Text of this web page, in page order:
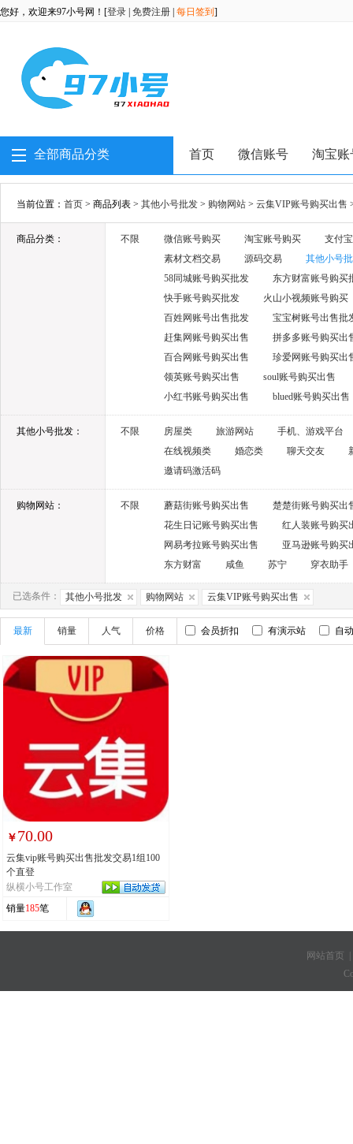
您好，欢迎来97小号网！[登录 免费注册 每日签到 ]
全部商品分类 首页 微信账号 淘宝账
当前位置： 首页 > 商品列表 > 其他小号批发 > 购物网站 > 云集VIP账号购买出售
商品分类： 不限 微信账号购买 淘宝账号购买
支付
素材文档交易
源码交易
其他小号
58同城账号购买批发
东方财富账号购买
快手账号购买批发
火山小视频账号购买
百姓网账号出售批发
宝宝树账号出售批
赶集网账号购买出售
拼多多账号购买出
百合网账号购买出售
珍爱网账号购买出
领英账号购买出售
soul账号购买出售
小红书账号购买出售
blued账号购买出售
其他小号批发： 不限 房屋类 旅游网站
手机、游戏平台
在线视频类
婚恋类 聊天交友
邀请码激活码
购物网站： 不限 蘑菇街账号购买出售
楚楚街账号购买出
花生日记账号购买出售
红人装账号购买
网易考拉账号购买出售
亚马逊账号购买
东方财富
咸鱼 苏宁 穿衣助手
已选条件： 其他小号批发 购物网站 云集VIP账号购买出售
最新 销量 人气 价格 会员折扣 有演示站 自
￥ 70.00
云集vip账号购买出售批发交易1组100
个直登
纵横小号工作室
销量185笔
网站首页